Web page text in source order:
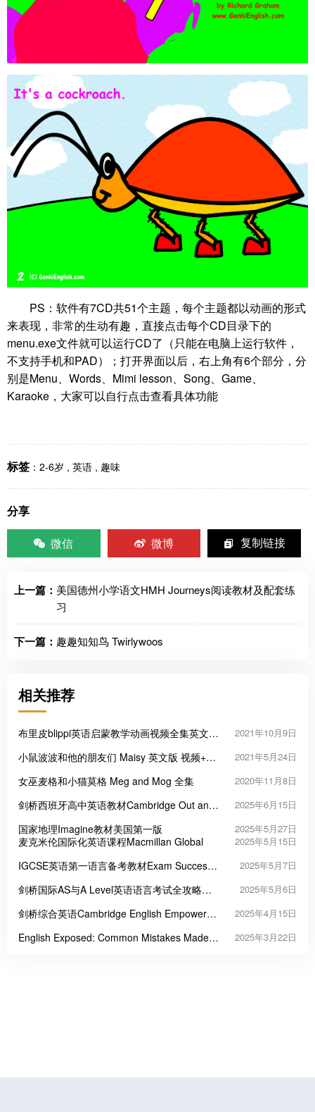
PS：软件有7CD共51个主题，每个主题都以动画的形式
来表现，非常的生动有趣，直接点击每个CD目录下的
menu.exe文件就可以运行CD了（只能在电脑上运行软件，
不支持手机和PAD）；打开界面以后，右上角有6个部分，分
别是Menu、Words、Mimi lesson、Song、Game、
Karaoke，大家可以自行点击查看具体功能
标签 ： 2-6岁 , 英语 , 趣味
分享
微信
微博 复制链接
上一篇： 美国德州小学语文HMH Journeys阅读教材及配套练
习
下一篇： 趣趣知知鸟 Twirlywoos
相关推荐
布里皮blippi英语启蒙教学动画视频全集英文字
2021年10月9日
小鼠波波和他的朋友们 Maisy 英文版 视频+绘
2021年5月24日
女巫麦格和小猫莫格 Meg and Mog 全集 2020年11月8日
剑桥西班牙高中英语教材Cambridge Out and
2025年6月15日
国家地理Imagine教材美国第一版 2025年5月27日
麦克米伦国际化英语课程Macmillan Global 2025年5月15日
IGCSE英语第一语言备考教材Exam Success
IGCSE
2025年5月7日
剑桥国际AS与A Level英语语言考试全攻略
Cambridge International AS A Level
2025年5月6日
剑桥综合英语Cambridge English Empower教
2025年4月15日
English Exposed: Common Mistakes Made
2025年3月22日